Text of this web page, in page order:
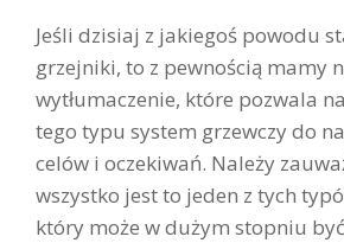
Jeśli dzisiaj z jakiegoś powodu
grzejniki, to z pewnością mamy
wytłumaczenie, które pozwala
tego typu system grzewczy do
celów i oczekiwań. Należy
wszystko jest to jeden z tych
który może w dużym stopniu